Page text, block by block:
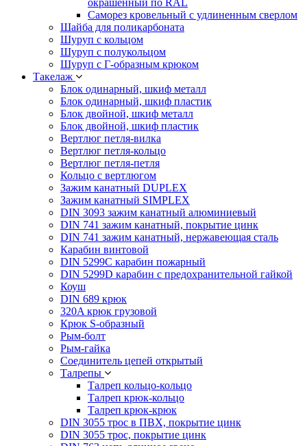
окрашенный по RAL
Саморез кровельный с удлиненным сверлом
Шайба для поликарбоната
Шуруп с кольцом
Шуруп с полукольцом
Шуруп с Г-образным крюком
Такелаж
Блок одинарный, шкиф металл
Блок одинарный, шкиф пластик
Блок двойной, шкиф металл
Блок двойной, шкиф пластик
Вертлюг петля-вилка
Вертлюг петля-кольцо
Вертлюг петля-петля
Кольцо с вертлюгом
Зажим канатный DUPLEX
Зажим канатный SIMPLEX
DIN 3093 зажим канатный алюминиевый
DIN 741 зажим канатный, покрытие цинк
DIN 741 зажим канатный, нержавеющая сталь
Карабин винтовой
DIN 5299C карабин пожарный
DIN 5299D карабин с предохранительной гайкой
Коуш
DIN 689 крюк
320A крюк грузовой
Крюк S-образный
Рым-болт
Рым-гайка
Соединитель цепей открытый
Талрепы
Талреп кольцо-кольцо
Талреп крюк-кольцо
Талреп крюк-крюк
DIN 3055 трос в ПВХ, покрытие цинк
DIN 3055 трос, покрытие цинк